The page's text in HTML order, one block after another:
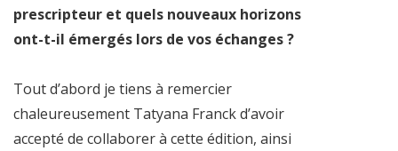
prescripteur et quels nouveaux horizons
ont-t-il émergés lors de vos échanges ?
Tout d’abord je tiens à remercier
chaleureusement Tatyana Franck d’avoir
accepté de collaborer à cette édition, ainsi